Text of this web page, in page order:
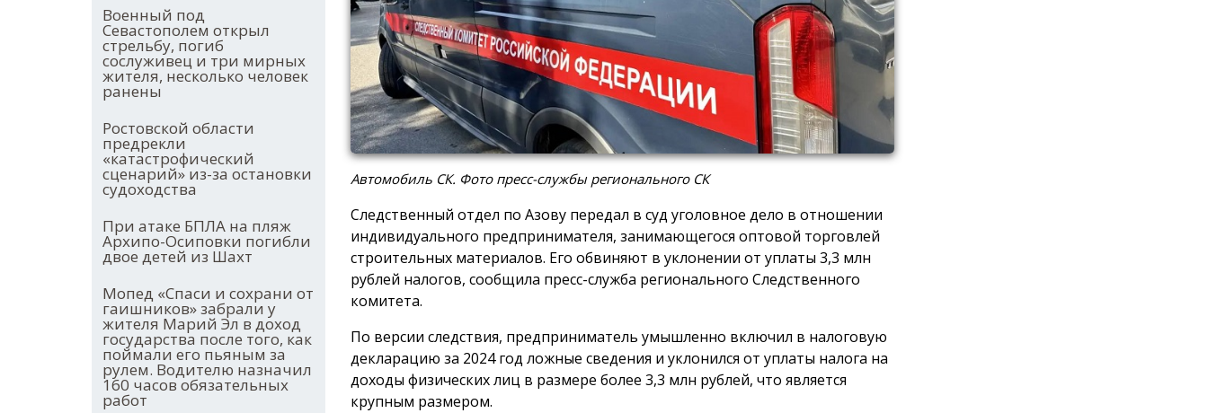
Военный под
Севастополем открыл
стрельбу, погиб
сослуживец и три мирных
жителя, несколько человек
ранены
Ростовской области
предрекли
«катастрофический
сценарий» из-за остановки
судоходства
При атаке БПЛА на пляж
Архипо-Осиповки погибли
двое детей из Шахт
Мопед «Спаси и сохрани от
гаишников» забрали у
жителя Марий Эл в доход
государства после того, как
поймали его пьяным за
рулем. Водителю назначил
160 часов обязательных
работ
Автомобиль СК. Фото пресс-службы регионального СК
Следственный отдел по Азову передал в суд уголовное дело в отношении
индивидуального предпринимателя, занимающегося оптовой торговлей
строительных материалов. Его обвиняют в уклонении от уплаты 3,3 млн
рублей налогов, сообщила пресс-служба регионального Следственного
комитета.
По версии следствия, предприниматель умышленно включил в налоговую
декларацию за 2024 год ложные сведения и уклонился от уплаты налога на
доходы физических лиц в размере более 3,3 млн рублей, что является
крупным размером.